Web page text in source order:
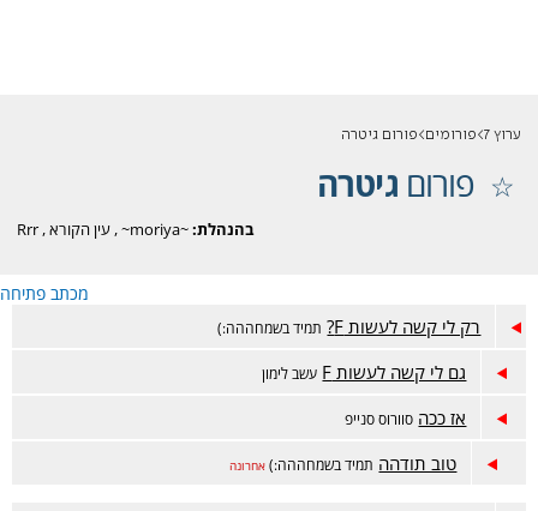
ערוץ 7 פורומים פורום גיטרה
פורום גיטרה
בהנהלת:~moriya~
,עין הקורא,
Rrr
מכתב פתיחה
רק לי קשה לעשות F? תמיד בשמחההה:)
גם לי קשה לעשות F עשב לימון
אז ככה סוורוס סנייפ
טוב תודהה תמיד בשמחההה:) אחרונה